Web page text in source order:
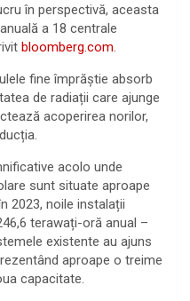
în perspectivă, aceasta
a 18 centrale
bloomberg.com
fine împrăștie absorb
de radiații care ajunge
acoperirea norilor,
acolo unde
sunt situate aproape
2023, noile instalații
terawați-oră anual –
existente au ajuns
aproape o treime
capacitate.